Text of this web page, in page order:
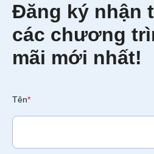
Đăng ký nhận
các chương
mãi mới nhất!
Tên*